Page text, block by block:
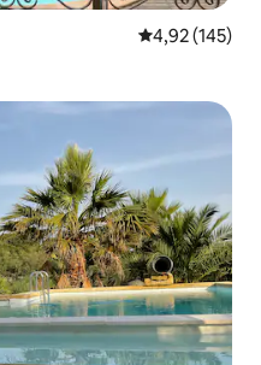
4,92 de uma
4,92 (145)